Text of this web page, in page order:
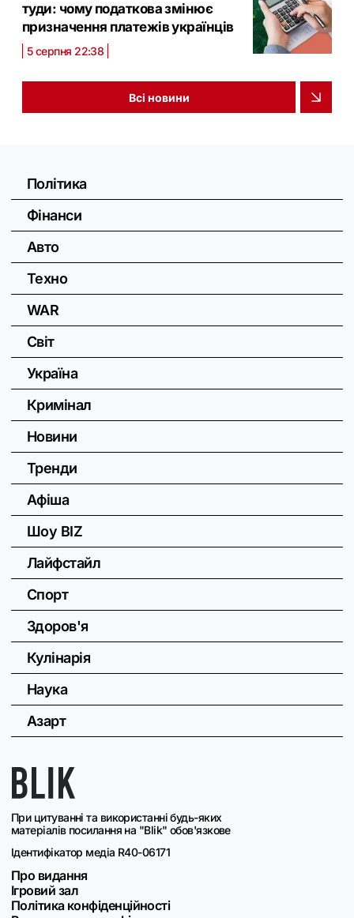
туди: чому податкова змінює
призначення платежів українців
5 серпня 22:38
Всі новини
При цитуванні та використанні будь-яких
матеріалів посилання на "Blik" обов'язкове
Ідентифікатор медіа R40-06171
Про видання
Ігровий зал
Політика конфіденційності
Політика
Фінанси
Авто
Техно
WAR
Світ
Україна
Кримінал
Новини
Тренди
Афіша
Шоу BIZ
Лайфстайл
Спорт
Здоров'я
Кулінарія
Наука
Азарт